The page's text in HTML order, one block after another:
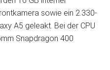
sowie ein 2.330-
A5 geleakt. Bei der CPU
Snapdragon 400